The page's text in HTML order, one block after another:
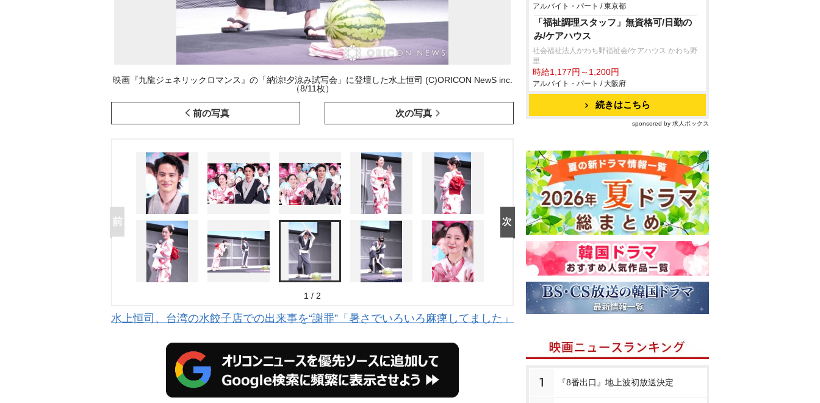
映画『九龍ジェネリックロマンス』の「納涼!夕涼み試写会」に登壇した水上恒司 (C)ORICON NewS inc.
（8/11枚）
前の写真 次の写真
1 / 2
水上恒司、台湾の水餃子店での出来事を“謝罪”「暑さでいろいろ麻痺してました」
アルバイト・パート / 東京都
「福祉調理スタッフ」無資格可/日勤の
み/ケアハウス
社会福祉法人かわち野福祉会/ケアハウス かわち野
里
時給1,177円～1,200円
アルバイト・パート / 大阪府
続きはこちら
sponsored by 求人ボックス
1 『8番出口』地上波初放送決定